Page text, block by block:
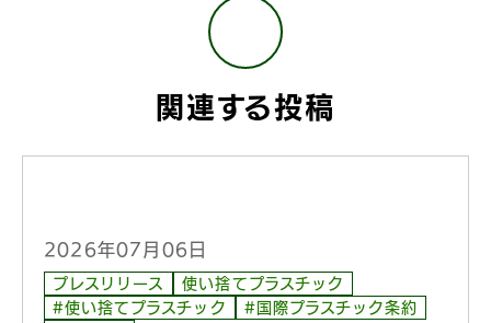
関連する投稿
2026年07月06日
プレスリリース
使い捨てプラスチック
#使い捨てプラスチック
#国際プラスチック条約